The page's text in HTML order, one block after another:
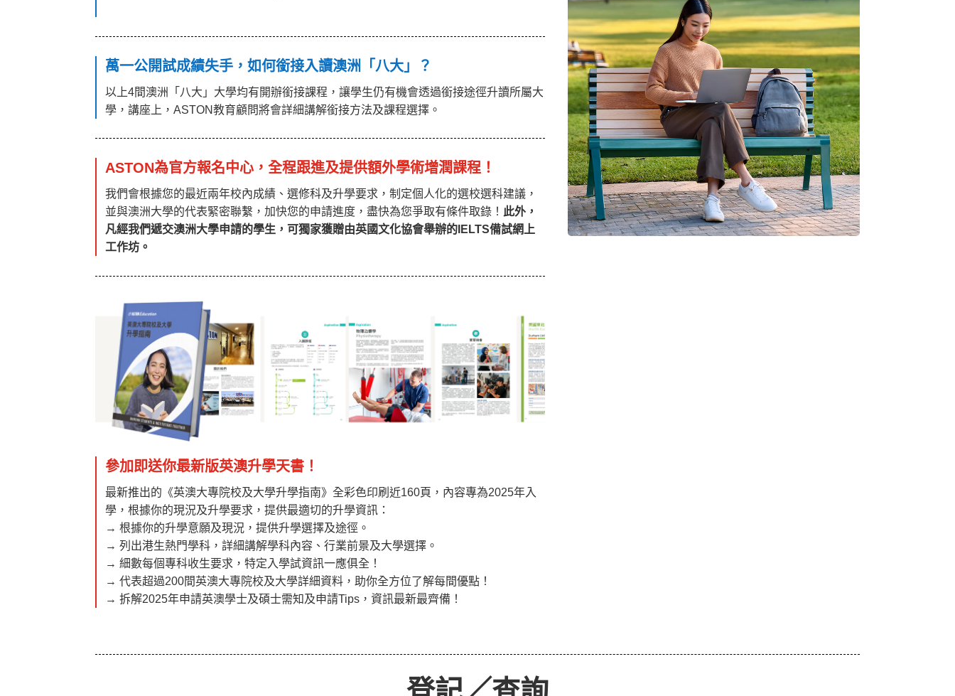
萬一公開試成績失手，如何銜接入讀澳洲「八大」？
以上4間澳洲「八大」大學均有開辦銜接課程，讓學生仍有機會透過銜接途徑升讀所屬大
學，講座上，ASTON教育顧問將會詳細講解銜接方法及課程選擇。
ASTON為官方報名中心，全程跟進及提供額外學術增潤課程！
我們會根據您的最近兩年校內成績、選修科及升學要求，制定個人化的選校選科建議，
並與澳洲大學的代表緊密聯繫，加快您的申請進度，盡快為您爭取有條件取錄！ 此外，
凡經我們遞交澳洲大學申請的學生，可獨家獲贈由英國文化協會舉辦的IELTS備試網上
工作坊。
參加即送你最新版英澳升學天書！
最新推出的《英澳大專院校及大學升學指南》全彩色印刷近160頁，內容專為2025年入
學，根據你的現況及升學要求，提供最適切的升學資訊：
→ 根據你的升學意願及現況，提供升學選擇及途徑。
→ 列出港生熱門學科，詳細講解學科內容、行業前景及大學選擇。
→ 細數每個專科收生要求，特定入學試資訊一應俱全！
→ 代表超過200間英澳大專院校及大學詳細資料，助你全方位了解每間優點！
→ 拆解2025年申請英澳學士及碩士需知及申請Tips，資訊最新最齊備！